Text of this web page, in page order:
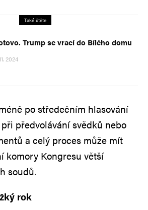
Také čtěte
Trump se vrací do Bílého domu
2024
po středečním hlasování
předvolávání svědků nebo
a celý proces může mít
komory Kongresu větší
soudů.
rok